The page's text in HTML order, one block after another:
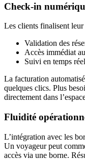
Check-in
Les clients finalisent leur
Validation des
Accès immédiat
Suivi en temps
La facturation
quelques clics. Plus
directement dans
Fluidité
L’intégration avec les
Un voyageur peut
accès via une borne.